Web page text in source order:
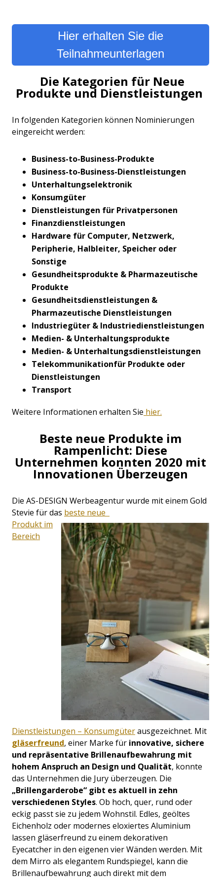
Hier erhalten Sie die
Teilnahmeunterlagen
Die Kategorien für Neue
Produkte und Dienstleistungen
In folgenden Kategorien können Nominierungen
eingereicht werden:
Business-to-Business-Produkte
Business-to-Business-Dienstleistungen
Unterhaltungselektronik
Konsumgüter
Dienstleistungen für Privatpersonen
Finanzdienstleistungen
Hardware für Computer, Netzwerk,
Peripherie, Halbleiter, Speicher oder
Sonstige
Gesundheitsprodukte & Pharmazeutische
Produkte
Gesundheitsdienstleistungen &
Pharmazeutische Dienstleistungen
Industriegüter & Industriedienstleistungen
Medien- & Unterhaltungsprodukte
Medien- & Unterhaltungsdienstleistungen
Telekommunikationfür Produkte oder
Dienstleistungen
Transport
Weitere Informationen erhalten Sie hier.
Beste neue Produkte im
Rampenlicht: Diese
Unternehmen konnten 2020 mit
Innovationen Überzeugen
Die AS-DESIGN Werbeagentur wurde mit einem Gold
Stevie für das beste neue
Produkt im
Bereich
Dienstleistungen – Konsumgüterausgezeichnet. Mit
gläserfreund, einer Marke für innovative, sichere
und repräsentative Brillenaufbewahrung mit
hohem Anspruch an Design und Qualität, konnte
das Unternehmen die Jury überzeugen. Die
„Brillengarderobe“ gibt es aktuell in zehn
verschiedenen Styles. Ob hoch, quer, rund oder
eckig passt sie zu jedem Wohnstil. Edles, geöltes
Eichenholz oder modernes eloxiertes Aluminium
lassen gläserfreund zu einem dekorativen
Eyecatcher in den eigenen vier Wänden werden. Mit
dem Mirro als elegantem Rundspiegel, kann die
Brillenaufbewahrung auch direkt mit dem